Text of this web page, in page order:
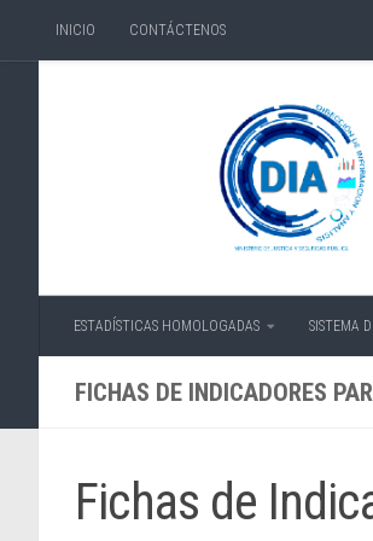
Skip to content
INICIO CONTÁCTENOS
ESTADÍSTICAS HOMOLOGADAS SISTEMA
FICHAS DE INDICADORES
Fichas de